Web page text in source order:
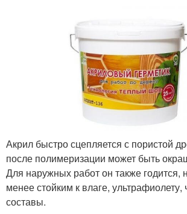
Акрил быстро сцепляется с пористой
после полимеризации может быть
Для наружных работ он также годится,
менее стойким к влаге,
составы.